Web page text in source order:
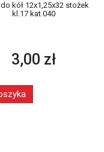
kół 12x1,25x32 stożek
kl.17 kat.040
3,00 zł